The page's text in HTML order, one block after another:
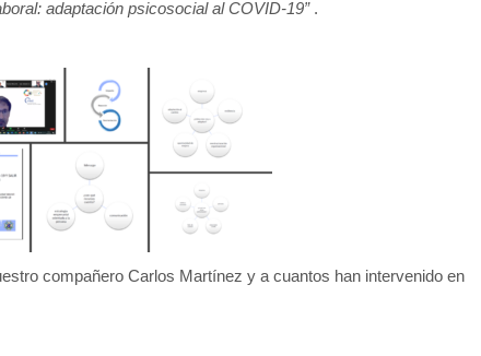
adaptación psicosocial al COVID-19”.
compañero Carlos Martínez y a cuantos han intervenido en